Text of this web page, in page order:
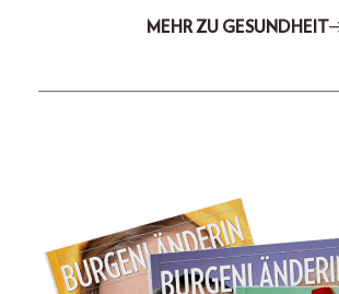
MEHR ZU GESUNDHEIT